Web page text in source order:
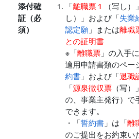
添付確
証（必
須）
「離職票１ （写し）
し）」および「失業
認定願 」または離職
との証明書
※「離職票 」の入手
適用申請書類のペー
約書 」および「退職
「源泉徴収票 （写
の、事業主発行）で
できます。
・「誓約書 」は「離
のご提出をお約束い